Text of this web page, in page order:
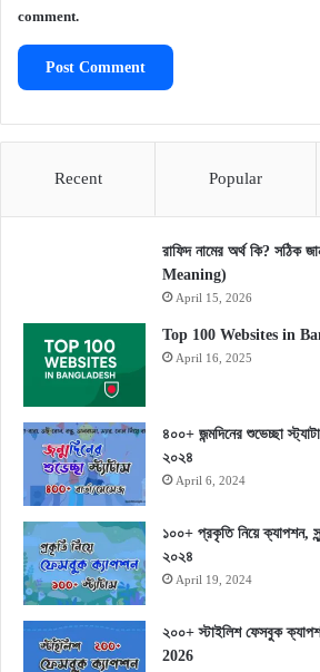
comment.
Recent Popular
রাফিদ নামের অর্থ কি?
Meaning)
April 15, 2026
Top 100 Websites in
April 16, 2025
৪০০+ জন্মদিনের শুভেচ্ছা
২০২৪
April 6, 2024
১০০+ প্রকৃতি নিয়ে ক্যাপশন,
২০২৪
April 19, 2024
২০০+ স্টাইলিশ ফেসবুক
2026